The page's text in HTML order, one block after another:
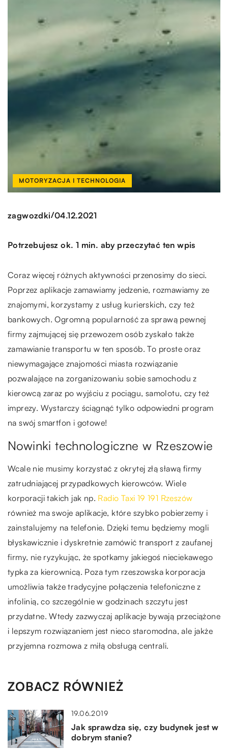
MOTORYZACJA I TECHNOLOGIA
zagwozdki/04.12.2021
Potrzebujesz ok. 1 min. aby przeczytać ten wpis
Coraz więcej różnych aktywności przenosimy do sieci.
Poprzez aplikacje zamawiamy jedzenie, rozmawiamy ze
znajomymi, korzystamy z usług kurierskich, czy też
bankowych. Ogromną popularność za sprawą pewnej
firmy zajmującej się przewozem osób zyskało także
zamawianie transportu w ten sposób. To proste oraz
niewymagające znajomości miasta rozwiązanie
pozwalające na zorganizowaniu sobie samochodu z
kierowcą zaraz po wyjściu z pociągu, samolotu, czy też
imprezy. Wystarczy ściągnąć tylko odpowiedni program
na swój smartfon i gotowe!
Nowinki technologiczne w Rzeszowie
Wcale nie musimy korzystać z okrytej złą sławą firmy
zatrudniającej przypadkowych kierowców. Wiele
korporacji takich jak np. Radio Taxi 19 191 Rzeszów
również ma swoje aplikacje, które szybko pobierzemy i
zainstalujemy na telefonie. Dzięki temu będziemy mogli
błyskawicznie i dyskretnie zamówić transport z zaufanej
firmy, nie ryzykując, że spotkamy jakiegoś nieciekawego
typka za kierownicą. Poza tym rzeszowska korporacja
umożliwia także tradycyjne połączenia telefoniczne z
infolinią, co szczególnie w godzinach szczytu jest
przydatne. Wtedy zazwyczaj aplikacje bywają przeciążone
i lepszym rozwiązaniem jest nieco staromodna, ale jakże
przyjemna rozmowa z miłą obsługą centrali.
ZOBACZ RÓWNIEŻ
19.06.2019
Jak sprawdza się, czy budynek jest w
dobrym stanie?